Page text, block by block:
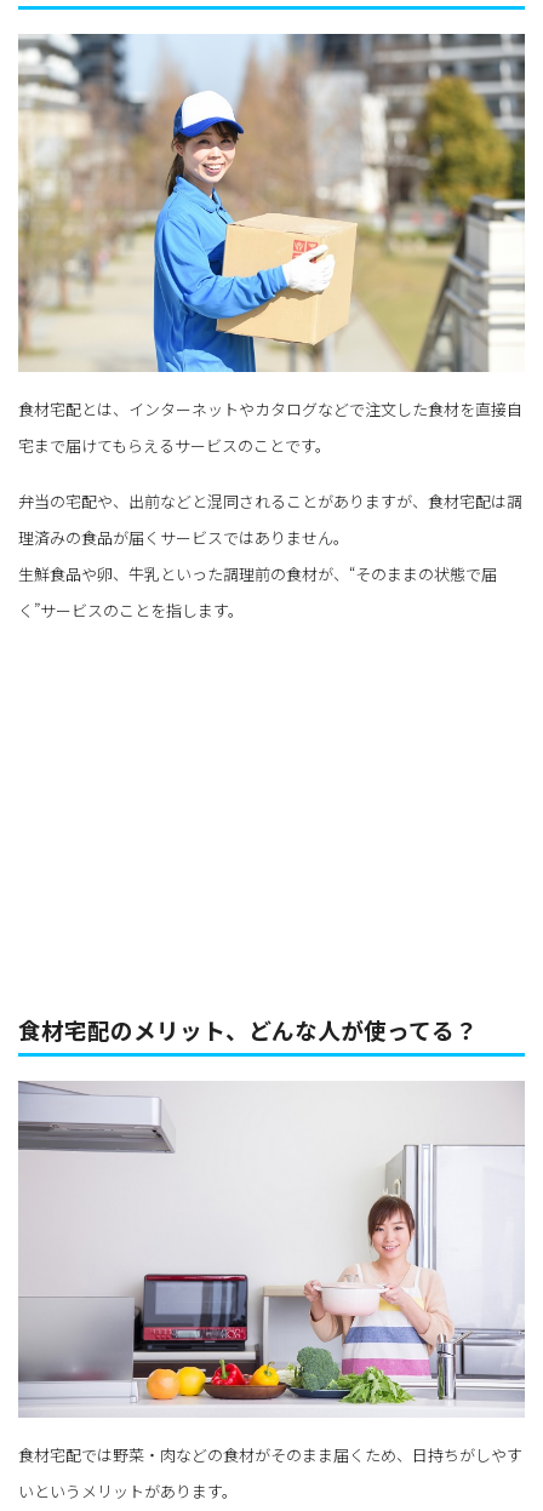
食材宅配とは、インターネットやカタログなどで注文した食材を直接自
宅まで届けてもらえるサービスのことです。
弁当の宅配や、出前などと混同されることがありますが、食材宅配は調
理済みの食品が届くサービスではありません。
生鮮食品や卵、牛乳といった調理前の食材が、“そのままの状態で届
く”サービスのことを指します。
食材宅配のメリット、どんな人が使ってる？
食材宅配では野菜・肉などの食材がそのまま届くため、日持ちがしやす
いというメリットがあります。